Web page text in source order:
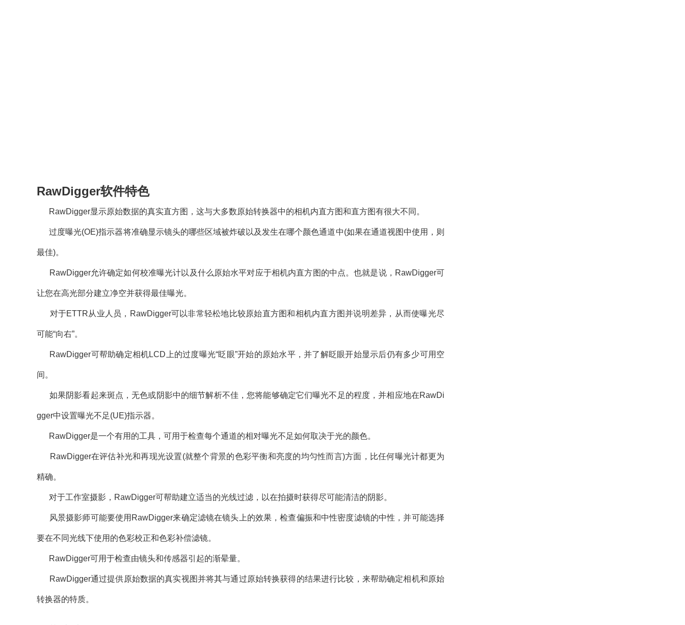
RawDigger软件特色
RawDigger显示原始数据的真实直方图，这与大多数原始转换器中的相机内直方图和直方图有很大不同。
过度曝光(OE)指示器将准确显示镜头的哪些区域被炸破以及发生在哪个颜色通道中(如果在通道视图中使用，则
最佳)。
RawDigger允许确定如何校准曝光计以及什么原始水平对应于相机内直方图的中点。也就是说，RawDigger可
让您在高光部分建立净空并获得最佳曝光。
对于ETTR从业人员，RawDigger可以非常轻松地比较原始直方图和相机内直方图并说明差异，从而使曝光尽
可能“向右”。
RawDigger可帮助确定相机LCD上的过度曝光“眨眼”开始的原始水平，并了解眨眼开始显示后仍有多少可用空
间。
如果阴影看起来斑点，无色或阴影中的细节解析不佳，您将能够确定它们曝光不足的程度，并相应地在RawDi
gger中设置曝光不足(UE)指示器。
RawDigger是一个有用的工具，可用于检查每个通道的相对曝光不足如何取决于光的颜色。
RawDigger在评估补光和再现光设置(就整个背景的色彩平衡和亮度的均匀性而言)方面，比任何曝光计都更为
精确。
对于工作室摄影，RawDigger可帮助建立适当的光线过滤，以在拍摄时获得尽可能清洁的阴影。
风景摄影师可能要使用RawDigger来确定滤镜在镜头上的效果，检查偏振和中性密度滤镜的中性，并可能选择
要在不同光线下使用的色彩校正和色彩补偿滤镜。
RawDigger可用于检查由镜头和传感器引起的渐晕量。
RawDigger通过提供原始数据的真实视图并将其与通过原始转换获得的结果进行比较，来帮助确定相机和原始
转换器的特质。